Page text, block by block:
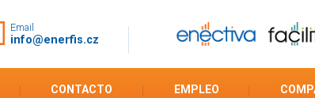
Email
info@enerfis.cz
CONTACTO EMPLEO